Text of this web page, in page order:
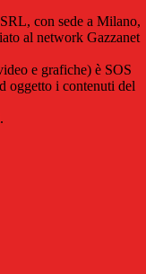
con sede a Milano,
al network Gazzanet
e grafiche) è SOS
oggetto i contenuti del